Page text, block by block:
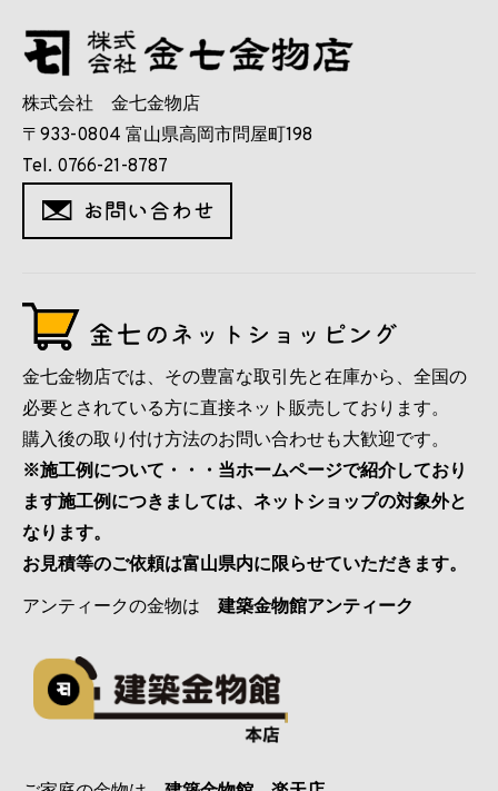
株式会社 金七金物店
〒933-0804 富山県高岡市問屋町198
Tel. 0766-21-8787
金七金物店では、その豊富な取引先と在庫から、全国の
必要とされている方に直接ネット販売しております。
購入後の取り付け方法のお問い合わせも大歓迎です。
※施工例について・・・当ホームページで紹介しており
ます施工例につきましては、ネットショップの対象外と
なります。
お見積等のご依頼は富山県内に限らせていただきます。
アンティークの金物は建築金物館アンティーク